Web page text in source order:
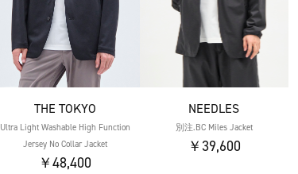
THE TOKYO
Ultra Light Washable High Function
Jersey No Collar Jacket
￥48,400
NEEDLES
別注.BC Miles Jacket
￥39,600